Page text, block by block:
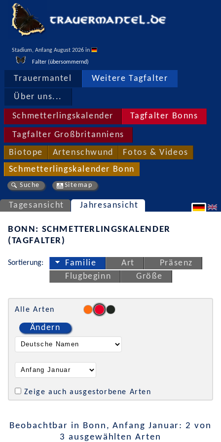
Stadium, Anfang August 2026 in
Falter (übersommernd)
Trauermantel Weitere Tagfalter
Über uns...
Schmetterlingskalender Tagfalter Bonns
Tagfalter Großbritanniens
Biotope Artenschwund Fotos & Videos
Schmetterlingskalender Bonn
Suche Sitemap
Tagesansicht Jahresansicht
BONN: SCHMETTERLINGSKALENDER
(TAGFALTER)
Sortierung: Familie Art
Präsenz
Flugbeginn
Größe
Alle Arten
Ändern
Zeige auch ausgestorbene Arten
Beobachtbar in Bonn, Anfang Januar: 2 von
3 ausgewählten Arten